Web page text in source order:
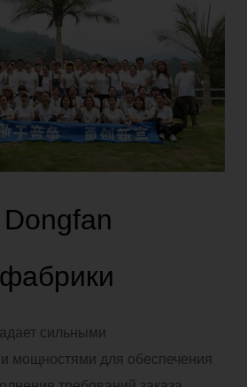
сильными
мощностями для обеспечения